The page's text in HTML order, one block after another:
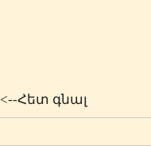
<--Հետ գնալ